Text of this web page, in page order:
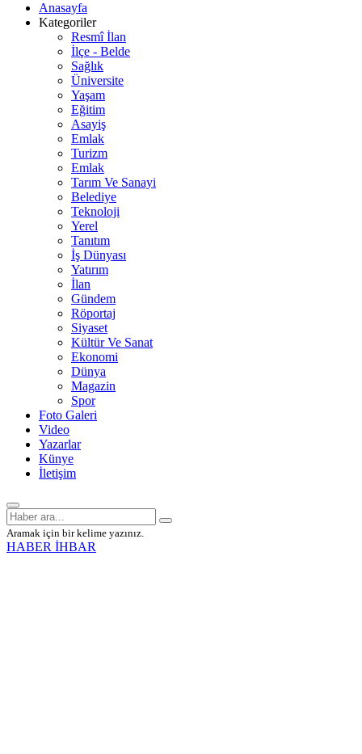
Anasayfa
Kategoriler
Resmî İlan
İlçe - Belde
Sağlık
Üniversite
Yaşam
Eğitim
Asayiş
Emlak
Turizm
Emlak
Tarım Ve Sanayi
Belediye
Teknoloji
Yerel
Tanıtım
İş Dünyası
Yatırım
İlan
Gündem
Röportaj
Siyaset
Kültür Ve Sanat
Ekonomi
Dünya
Magazin
Spor
Foto Galeri
Video
Yazarlar
Künye
İletişim
Aramak için bir kelime yazınız.
HABER İHBAR